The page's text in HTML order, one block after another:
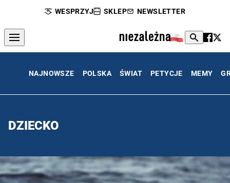
WESPRZYJ SKLEP NEWSLETTER
NAJNOWSZE POLSKA ŚWIAT PETYCJE MEMY
DZIECKO